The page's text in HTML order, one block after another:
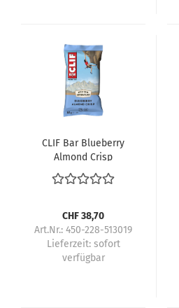
CLIF Bar Blueberry
Almond Crisp
CHF 38,70
Art.Nr.: 450-228-513019
Lieferzeit: sofort
verfügbar